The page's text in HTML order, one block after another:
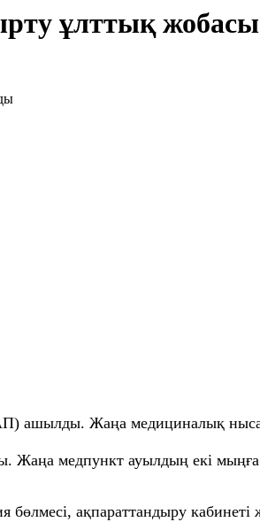
ұлттық
ашылды. Жаңа медициналық
Жаңа медпункт ауылдың екі
ақпараттандыру